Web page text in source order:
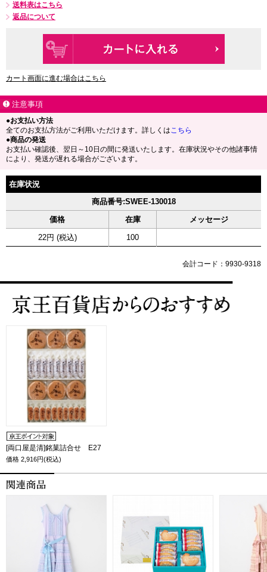
送料表はこちら
返品について
カート画面に進む場合はこちら
注意事項
●お支払い方法
全てのお支払方法がご利用いただけます。詳しくはこちら
●商品の発送
お支払い確認後、翌日～10日の間に発送いたします。在庫状況やその他諸事情
により、発送が遅れる場合がございます。
在庫状況
商品番号:SWEE-130018
価格
在庫
メッセージ
22円 (税込)
100
会計コード：9930-9318
[両口屋是清]銘菓詰合せ E27
価格 2,916円(税込)